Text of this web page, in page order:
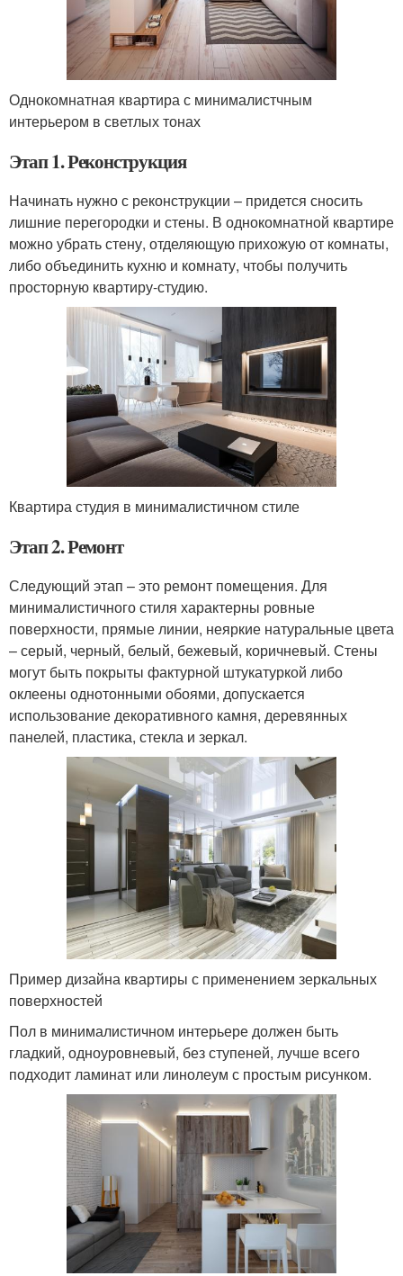
Однокомнатная квартира с минималистчным
интерьером в светлых тонах
Этап 1. Реконструкция
Начинать нужно с реконструкции – придется сносить
лишние перегородки и стены. В однокомнатной квартире
можно убрать стену, отделяющую прихожую от комнаты,
либо объединить кухню и комнату, чтобы получить
просторную квартиру-студию.
Квартира студия в минималистичном стиле
Этап 2. Ремонт
Следующий этап – это ремонт помещения. Для
минималистичного стиля характерны ровные
поверхности, прямые линии, неяркие натуральные цвета
– серый, черный, белый, бежевый, коричневый. Стены
могут быть покрыты фактурной штукатуркой либо
оклеены однотонными обоями, допускается
использование декоративного камня, деревянных
панелей, пластика, стекла и зеркал.
Пример дизайна квартиры с применением зеркальных
поверхностей
Пол в минималистичном интерьере должен быть
гладкий, одноуровневый, без ступеней, лучше всего
подходит ламинат или линолеум с простым рисунком.